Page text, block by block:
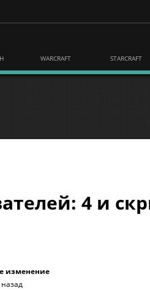
WARCRAFT STARCRAFT
4 и
изменение